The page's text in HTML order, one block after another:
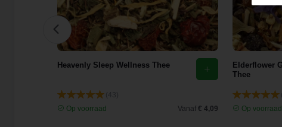
Heavenly Sleep Wellness Thee
Op voorraad
Vanaf € 4,09
Elderflower
Thee
Op voorraad